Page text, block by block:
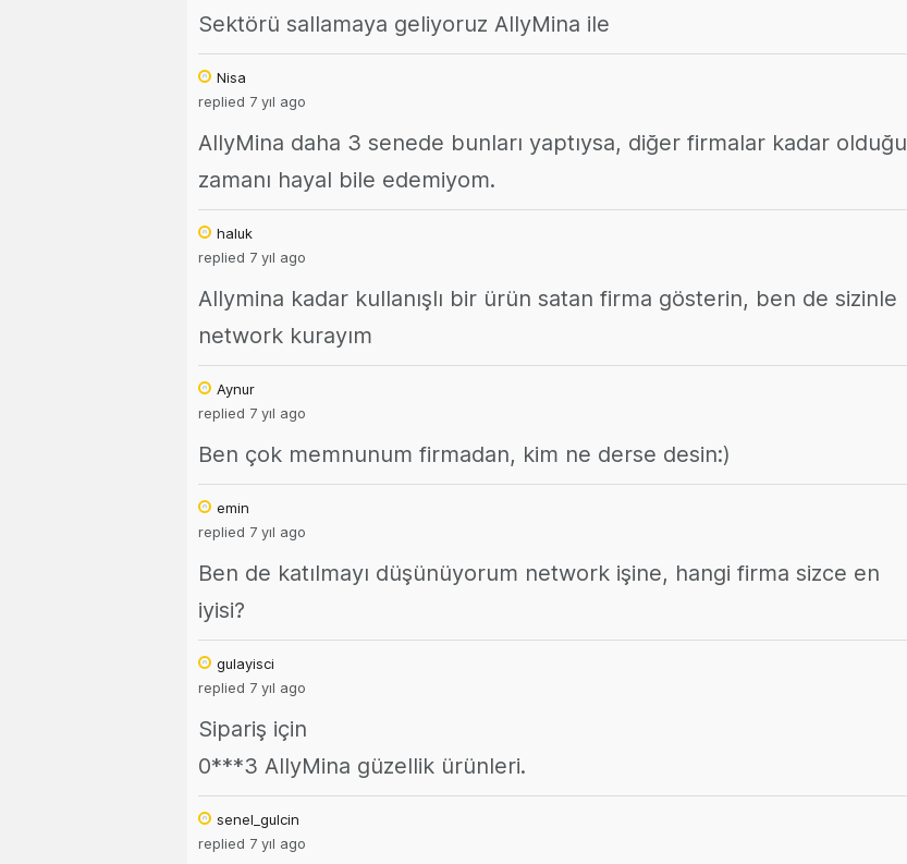
Sektörü sallamaya geliyoruz AllyMina ile
Nisa
replied 7 yıl ago
AllyMina daha 3 senede bunları yaptıysa, diğer firmalar kadar olduğu
zamanı hayal bile edemiyom.
haluk
replied 7 yıl ago
Allymina kadar kullanışlı bir ürün satan firma gösterin, ben de sizinle
network kurayım
Aynur
replied 7 yıl ago
Ben çok memnunum firmadan, kim ne derse desin:)
emin
replied 7 yıl ago
Ben de katılmayı düşünüyorum network işine, hangi firma sizce en
iyisi?
gulayisci
replied 7 yıl ago
Sipariş için
0***3 AllyMina güzellik ürünleri.
senel_gulcin
replied 7 yıl ago